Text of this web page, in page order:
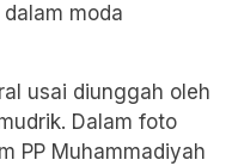
moda
usai diunggah oleh
Dalam foto
PP Muhammadiyah